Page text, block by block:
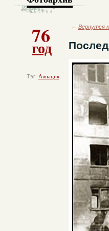
76
год
Тэг: Авиация
← Вернутся